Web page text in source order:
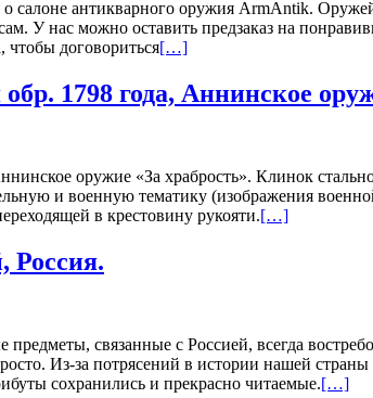
салоне антикварного оружия ArmAntik.
У нас можно оставить предзаказ на
чтобы договориться[…]
1798 года, Аннинское
оружие «За храбрость». Клинок
и военную тематику (изображения
в крестовину рукояти.[…]
Россия.
связанные с Россией, всегда
Из-за потрясений в истории нашей
сохранились и прекрасно читаемые.[…]